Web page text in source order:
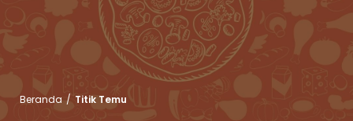
Beranda / Titik Temu